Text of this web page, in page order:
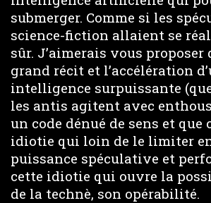
submerger. Comme si les
science-fiction allaient se
sûr. J’aimerais vous proposer
grand récit et l’accélération
intelligence surpuissante
les antis agitent avec
un code dénué de sens et que
idiotie qui loin de le limiter
puissance spéculative et
cette idiotie qui ouvre la
de la technè, son opérabilité.